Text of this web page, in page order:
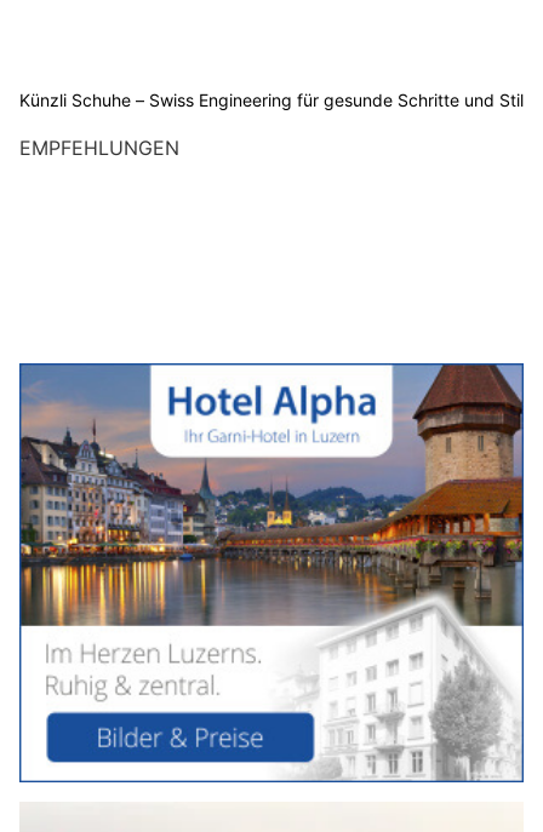
Künzli Schuhe – Swiss Engineering für gesunde Schritte und Stil
EMPFEHLUNGEN